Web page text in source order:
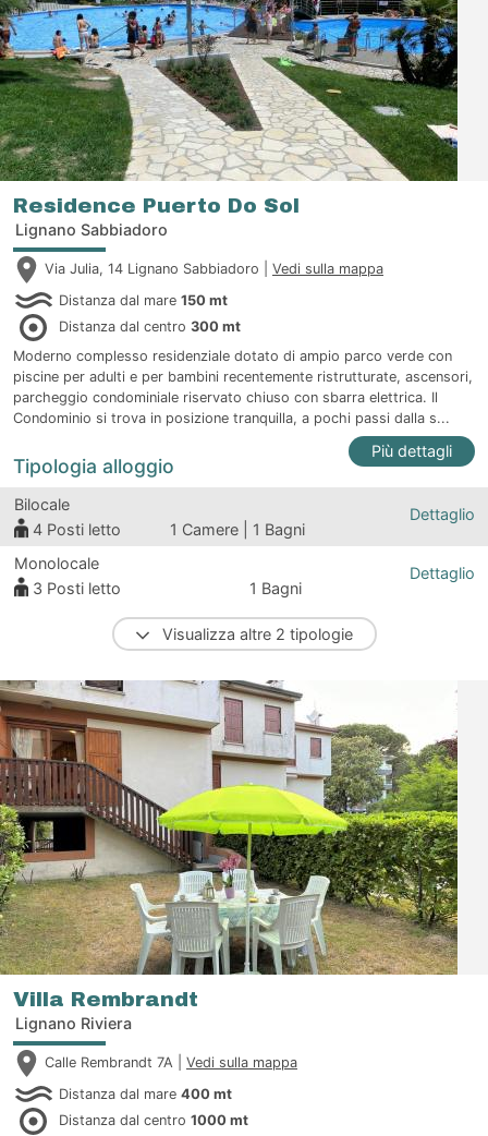
Residence Puerto Do Sol
Lignano Sabbiadoro
Via Julia, 14 Lignano Sabbiadoro | Vedi sulla mappa
Distanza dal mare 150 mt
Distanza dal centro 300 mt
Moderno complesso residenziale dotato di ampio parco verde con
piscine per adulti e per bambini recentemente ristrutturate, ascensori,
parcheggio condominiale riservato chiuso con sbarra elettrica. Il
Condominio si trova in posizione tranquilla, a pochi passi dalla s...
Più dettagli
Tipologia alloggio
Bilocale
4 Posti letto 1 Camere | 1 Bagni
Dettaglio
Monolocale
3 Posti letto 1 Bagni
Dettaglio
Visualizza altre 2 tipologie
Villa Rembrandt
Lignano Riviera
Calle Rembrandt 7A | Vedi sulla mappa
Distanza dal mare 400 mt
Distanza dal centro 1000 mt